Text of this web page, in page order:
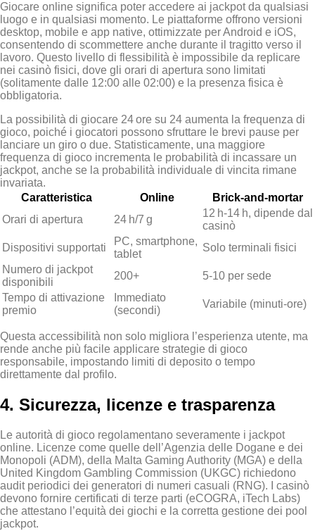
Giocare online significa poter accedere ai jackpot da qualsiasi
luogo e in qualsiasi momento. Le piattaforme offrono versioni
desktop, mobile e app native, ottimizzate per Android e iOS,
consentendo di scommettere anche durante il tragitto verso il
lavoro. Questo livello di flessibilità è impossibile da replicare
nei casinò fisici, dove gli orari di apertura sono limitati
(solitamente dalle 12:00 alle 02:00) e la presenza fisica è
obbligatoria.
La possibilità di giocare 24 ore su 24 aumenta la frequenza di
gioco, poiché i giocatori possono sfruttare le brevi pause per
lanciare un giro o due. Statisticamente, una maggiore
frequenza di gioco incrementa le probabilità di incassare un
jackpot, anche se la probabilità individuale di vincita rimane
invariata.
Caratteristica
Online
Brick‑and‑mortar
Orari di apertura
24 h/7 g
12 h‑14 h, dipende dal
casinò
Dispositivi supportati
PC, smartphone,
tablet
Solo terminali fisici
Numero di jackpot
disponibili
200+
5‑10 per sede
Tempo di attivazione
premio
Immediato
(secondi)
Variabile (minuti‑ore)
Questa accessibilità non solo migliora l’esperienza utente, ma
rende anche più facile applicare strategie di gioco
responsabile, impostando limiti di deposito o tempo
direttamente dal profilo.
4. Sicurezza, licenze e trasparenza
Le autorità di gioco regolamentano severamente i jackpot
online. Licenze come quelle dell’Agenzia delle Dogane e dei
Monopoli (ADM), della Malta Gaming Authority (MGA) e della
United Kingdom Gambling Commission (UKGC) richiedono
audit periodici dei generatori di numeri casuali (RNG). I casinò
devono fornire certificati di terze parti (eCOGRA, iTech Labs)
che attestano l’equità dei giochi e la corretta gestione dei pool
jackpot.